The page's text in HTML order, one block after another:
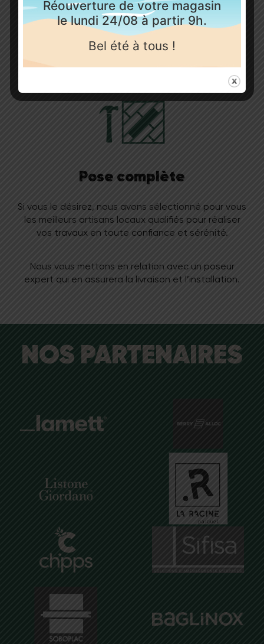
stratifiés, lames de terrasse bois au composite.
Mais aussi tous les produits de pose et d’entretien.
Pose complète
Si vous le désirez, nous avons sélectionné pour vous
les meilleurs artisans locaux qualifiés pour réaliser
vos travaux en toute confiance et sérénité.
Nous vous mettons en relation avec un poseur
expert qui en assurera la livraison et l’installation.
NOS PARTENAIRES
Réouverture de votre magasin
le lundi 24/08 à partir 9h.
Bel été à tous !